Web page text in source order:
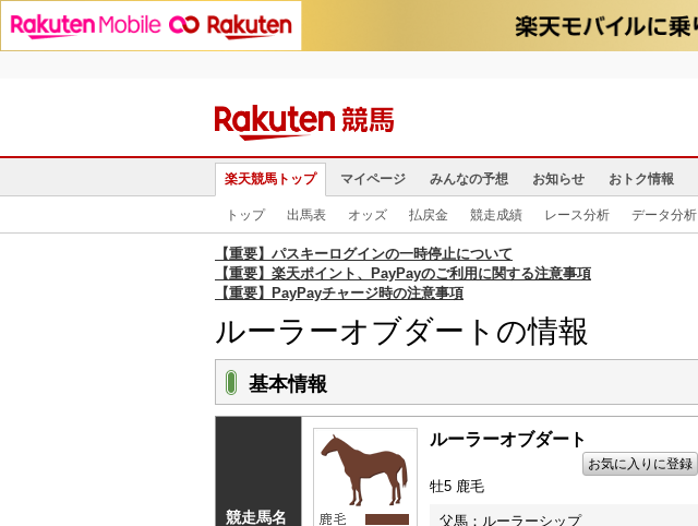
楽天競馬トップ マイページ みんなの予想 お知らせ おトク情報
トップ 出馬表 オッズ 払戻金 競走成績 レース分析 データ分析
【重要】パスキーログインの一時停止について
【重要】楽天ポイント、PayPayのご利用に関する注意事項
【重要】PayPayチャージ時の注意事項
ルーラーオブダートの情報
基本情報
競走馬名
ルーラーオブダート
お気に入りに登録
牡5 鹿毛
父馬：ルーラーシップ